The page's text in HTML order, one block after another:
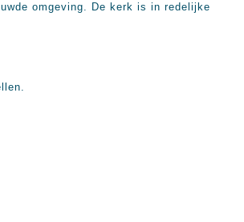
omgeving. De kerk is in redelijke